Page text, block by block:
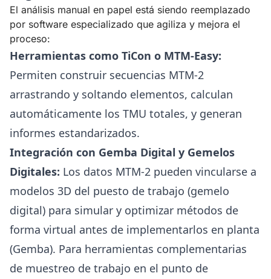
El análisis manual en papel está siendo reemplazado
por software especializado que agiliza y mejora el
proceso:
Herramientas como TiCon o MTM-Easy:
Permiten construir secuencias MTM-2
arrastrando y soltando elementos, calculan
automáticamente los TMU totales, y generan
informes estandarizados.
Integración con Gemba Digital y Gemelos
Digitales: Los datos MTM-2 pueden vincularse a
modelos 3D del puesto de trabajo (gemelo
digital) para simular y optimizar métodos de
forma virtual antes de implementarlos en planta
(Gemba). Para herramientas complementarias
de muestreo de trabajo en el punto de